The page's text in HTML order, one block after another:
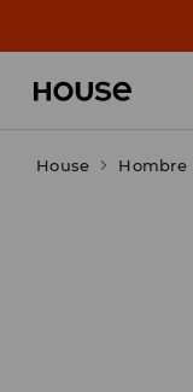
House Hombre